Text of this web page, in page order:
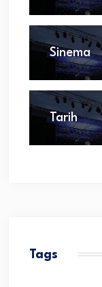
Sinema
Tarih
Tags